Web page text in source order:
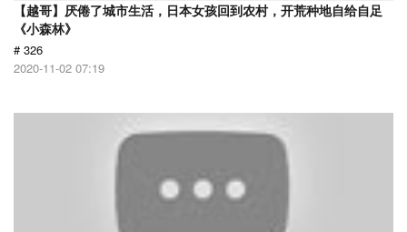
【越哥】厌倦了城市生活，日本女孩回到农村，开荒种地自给自足
《小森林》
# 326
2020-11-02 07:19